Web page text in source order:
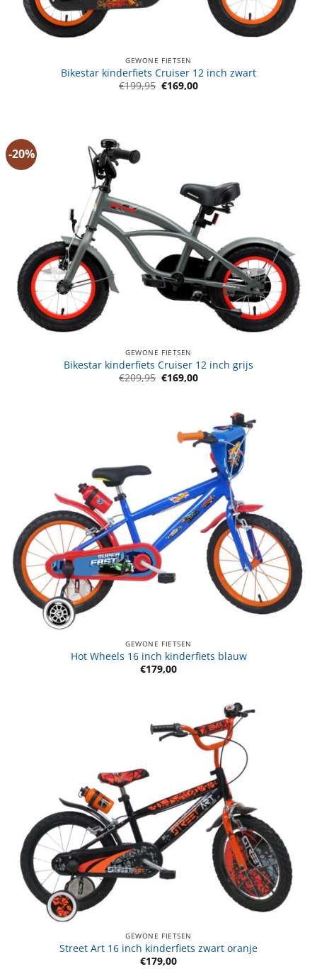
GEWONE FIETSEN
Bikestar kinderfiets Cruiser 12 inch zwart
€199,95 Oorspronkelijke
€169,00Huidige
-20%
GEWONE FIETSEN
Bikestar kinderfiets Cruiser 12 inch grijs
€209,95 Oorspronkelijke
€169,00Huidige
GEWONE FIETSEN
Hot Wheels 16 inch kinderfiets blauw
€179,00
GEWONE FIETSEN
Street Art 16 inch kinderfiets zwart oranje
€179,00